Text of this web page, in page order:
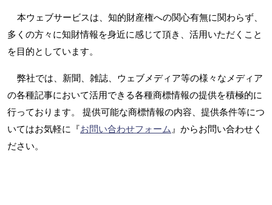
本ウェブサービスは、知的財産権への関心有無に関わらず、
多くの方々に知財情報を身近に感じて頂き、活用いただくこと
を目的としています。
弊社では、新聞、雑誌、ウェブメディア等の様々なメディア
の各種記事において活用できる各種商標情報の提供を積極的に
行っております。 提供可能な商標情報の内容、提供条件等につ
いてはお気軽に『お問い合わせフォーム』からお問い合わせく
ださい。